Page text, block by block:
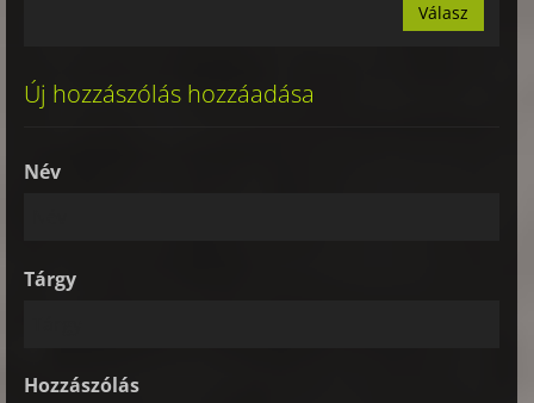
Válasz
Új hozzászólás hozzáadása
Név
Tárgy
Hozzászólás